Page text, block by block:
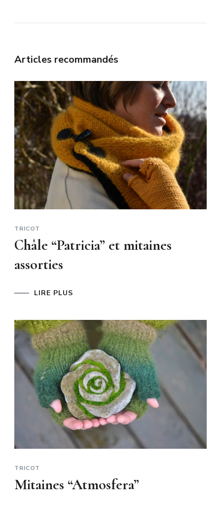
Articles recommandés
TRICOT
Châle “Patricia” et mitaines
assorties
LIRE PLUS
TRICOT
Mitaines “Atmosfera”